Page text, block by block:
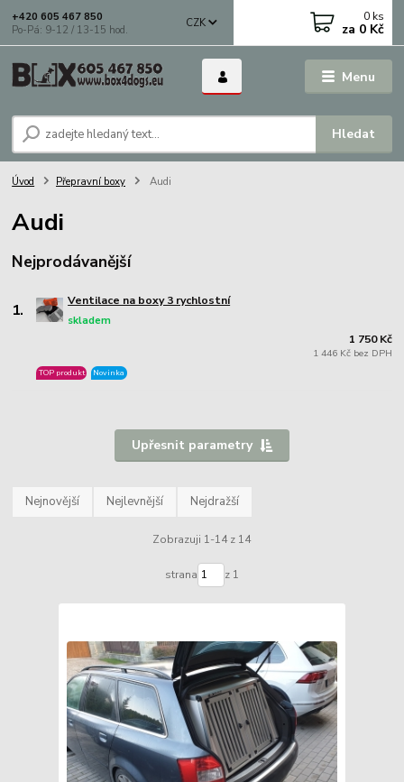
Menu
CZK
Hledat
+420 605 467 850
Po-Pá: 9-12 / 13-15 hod.
0 ks
za 0 Kč
Úvod Přepravní boxy Audi
Audi
Nejprodávanější
1. Ventilace na boxy 3 rychlostní
skladem
TOP produkt Novinka
1 750 Kč
1 446 Kč bez DPH
Upřesnit parametry
Nejnovější Nejlevnější Nejdražší
Zobrazuji 1-14 z 14
strana z 1